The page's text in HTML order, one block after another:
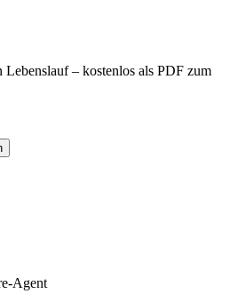
Lebenslauf – kostenlos als PDF zum
Agent